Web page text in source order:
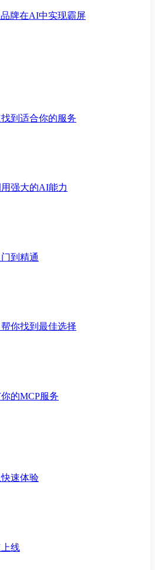
牌在AI中实现霸屏
到适合你的服务
强大的AI能力
到精通
你找到最佳选择
的MCP服务
速体验
线